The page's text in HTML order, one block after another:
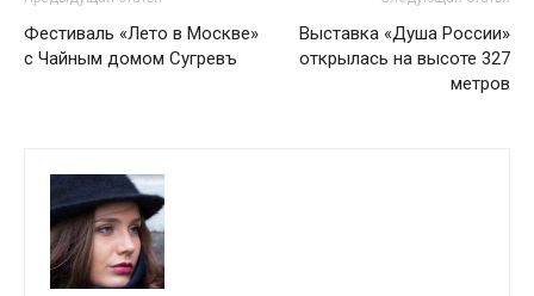
Фестиваль «Лето в Москве»
с Чайным домом Сугревъ
Выставка «Душа России»
открылась на высоте 327
метров